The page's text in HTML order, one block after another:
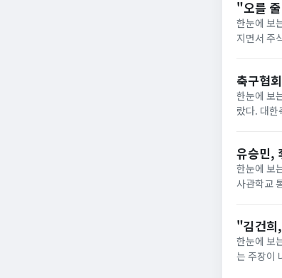
"오를
한눈에 보
지면서 주
축구협
한눈에 보
랐다. 대
유승민,
한눈에 보
사관학교
"김건희
한눈에 보
는 주장이